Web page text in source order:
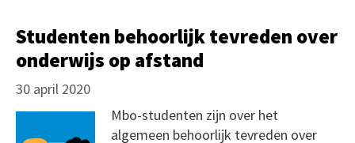
Studenten behoorlijk tevreden over
onderwijs op afstand
30 april 2020
Mbo-studenten zijn over het
algemeen behoorlijk tevreden over